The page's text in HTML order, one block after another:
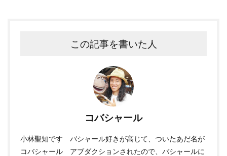
この記事を書いた人
コバシャール
小林聖知です バシャール好きが高じて、ついたあだ名が
コバシャール アブダクションされたので、バシャールに